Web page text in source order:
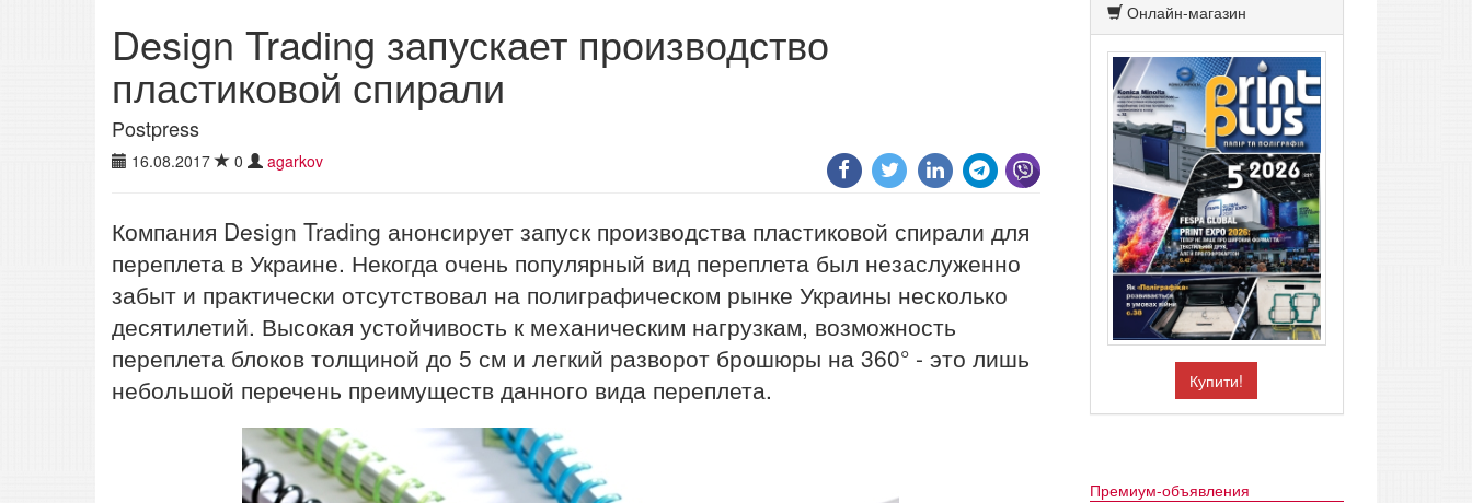
Design Trading запускает производство
пластиковой спирали
Postpress
16.08.2017 0 agarkov
Компания Design Trading анонсирует запуск производства пластиковой спирали для
переплета в Украине. Некогда очень популярный вид переплета был незаслуженно
забыт и практически отсутствовал на полиграфическом рынке Украины несколько
десятилетий. Высокая устойчивость к механическим нагрузкам, возможность
переплета блоков толщиной до 5 см и легкий разворот брошюры на 360° - это лишь
небольшой перечень преимуществ данного вида переплета.
Онлайн-магазин
Купити!
Премиум-объявления